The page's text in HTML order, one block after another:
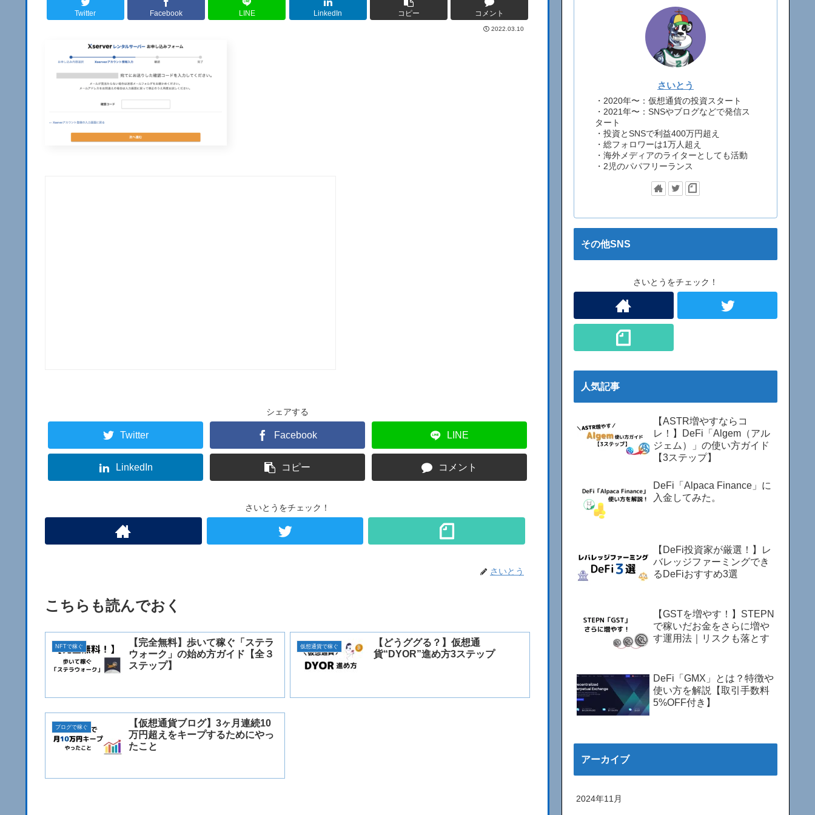
Twitter Facebook LINE LinkedIn コピー コメント
2022.03.10
シェアする
Twitter Facebook LINE
LinkedIn コピー コメント
さいとうをチェック！
さいとう
こちらも読んでおく
NFTで稼ぐ
【完全無料】歩いて稼ぐ「ステラ
ウォーク」の始め方ガイド【全３
ステップ】
仮想通貨で稼ぐ
【どうググる？】仮想通
貨“DYOR”進め方3ステップ
ブログで稼ぐ
【仮想通貨ブログ】3ヶ月連続10
万円超えをキープするためにやっ
たこと
さいとう
・2020年〜：仮想通貨の投資スタート
・2021年〜：SNSやブログなどで発信ス
タート
・投資とSNSで利益400万円超え
・総フォロワーは1万人超え
・海外メディアのライターとしても活動
・2児のパパフリーランス
その他SNS
さいとうをチェック！
人気記事
【ASTR増やすならコ
レ！】DeFi「Algem（アル
ジェム）」の使い方ガイド
【3ステップ】
DeFi「Alpaca Finance」に
入金してみた。
【DeFi投資家が厳選！】レ
バレッジファーミングでき
るDeFiおすすめ3選
【GSTを増やす！】STEPN
で稼いだお金をさらに増や
す運用法｜リスクも落とす
DeFi「GMX」とは？特徴や
使い方を解説【取引手数料
5%OFF付き】
アーカイブ
2024年11月